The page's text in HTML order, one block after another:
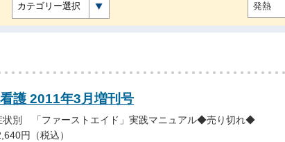
カテゴリー選択
護 2011年3月増刊号
状別 「ファーストエイド」実践マニュアル◆売り切れ◆
円（税込）